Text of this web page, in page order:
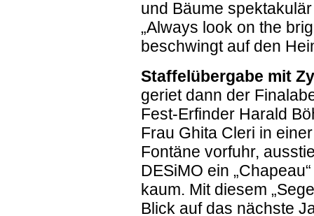
und Bäume
„Always look on the
beschwingt auf den
Staffelübergabe mit
geriet dann der
Fest-Erfinder Harald
Frau Ghita Cleri in
Fontäne vorfuhr,
DESiMO ein
kaum. Mit diesem
Blick auf das nächste